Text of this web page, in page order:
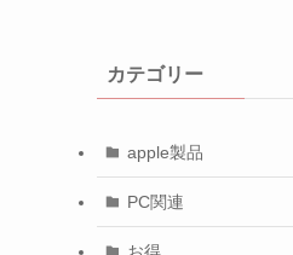
カテゴリー
apple製品
PC関連
お得